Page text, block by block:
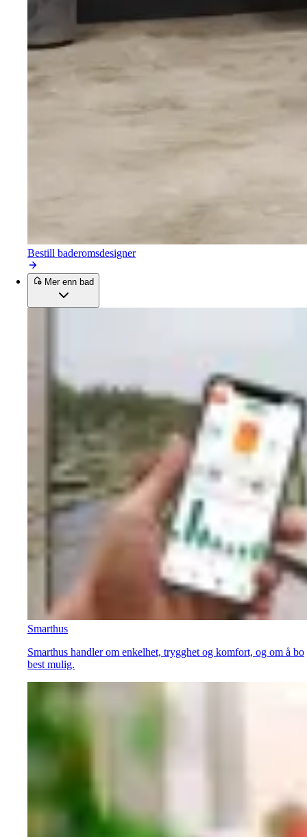
Bestill baderomsdesigner
Mer enn bad
Smarthus
Smarthus handler om enkelhet, trygghet og komfort, og om å bo
best mulig.